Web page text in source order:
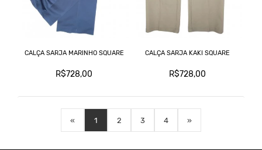
CALÇA SARJA MARINHO SQUARE
R$728,00
CALÇA SARJA KAKI SQUARE
R$728,00
« 1 2 3 4 »